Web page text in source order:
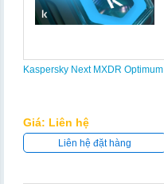
Kaspersky Next MXDR Optimum
Giá: Liên hệ
Liên hệ đặt hàng